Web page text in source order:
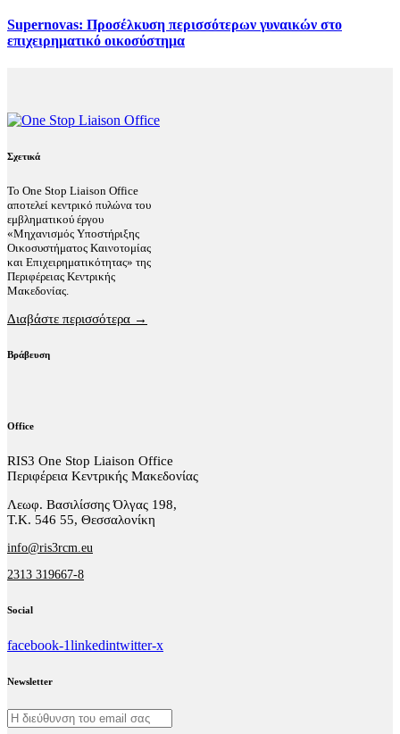
Supernovas: Προσέλκυση περισσότερων γυναικών στο
επιχειρηματικό οικοσύστημα
Σχετικά
Το One Stop Liaison Office
αποτελεί κεντρικό πυλώνα του
εμβληματικού έργου
«Μηχανισμός Υποστήριξης
Οικοσυστήματος Καινοτομίας
και Επιχειρηματικότητας» της
Περιφέρειας Κεντρικής
Μακεδονίας.
Διαβάστε περισσότερα →
Βράβευση
Office
RIS3 One Stop Liaison Office
Περιφέρεια Κεντρικής Μακεδονίας
Λεωφ. Βασιλίσσης Όλγας 198,
Τ.Κ. 546 55, Θεσσαλονίκη
info@ris3rcm.eu
2313 319667-8
Social
facebook-1linkedintwitter-x
Newsletter